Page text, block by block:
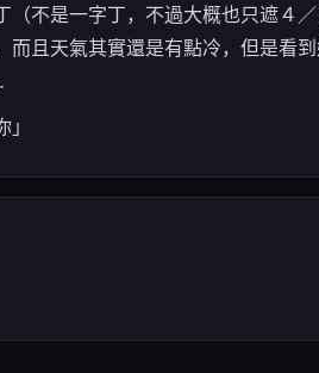
不是一字丁，不過大概也只遮４
且天氣其實還是有點冷，但是看